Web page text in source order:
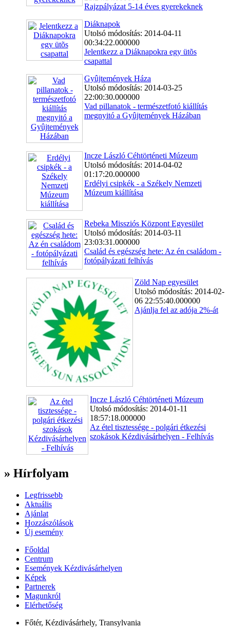
Rajzpályázat 5-14 éves gyerekeknek
Diáknapok
Utolsó módosítás: 2014-04-11
00:34:22.000000
Jelentkezz a Diáknapokra egy ütõs
csapattal
Gyûjtemények Háza
Utolsó módosítás: 2014-03-25
22:00:30.000000
Vad pillanatok - természetfotó kiállítás
megnyitó a Gyûjtemények Házában
Incze László Céhtörténeti Múzeum
Utolsó módosítás: 2014-04-02
01:17:20.000000
Erdélyi csipkék - a Székely Nemzeti
Múzeum kiállítása
Rebeka Missziós Központ Egyesület
Utolsó módosítás: 2014-03-11
23:03:31.000000
Család és egészség hete: Az én családom -
fotópályázati felhívás
Zöld Nap egyesület
Utolsó módosítás: 2014-02-
06 22:55:40.000000
Ajánlja fel az adója 2%-át
Incze László Céhtörténeti Múzeum
Utolsó módosítás: 2014-01-11
18:57:18.000000
Az étel tisztessége - polgári étkezési
szokások Kézdivásárhelyen - Felhívás
» Hírfolyam
Legfrissebb
Aktuális
Ajánlat
Hozzászólások
Új esemény
Főoldal
Centrum
Események Kézdivásárhelyen
Képek
Partnerek
Magunkról
Elérhetőség
Főtér, Kézdivásárhely, Transylvania